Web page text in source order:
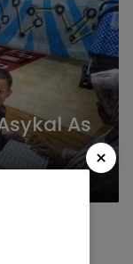
As
×